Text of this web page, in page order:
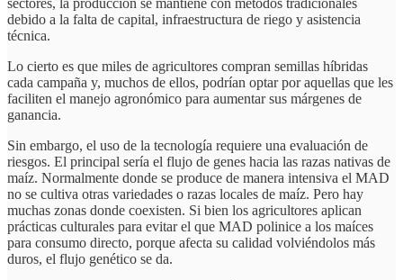
debido a la falta de capital, infraestructura de riego y asistencia
técnica.
Lo cierto es que miles de agricultores compran semillas híbridas
cada campaña y, muchos de ellos, podrían optar por aquellas que les
faciliten el manejo agronómico para aumentar sus márgenes de
ganancia.
Sin embargo, el uso de la tecnología requiere una evaluación de
riesgos. El principal sería el flujo de genes hacia las razas nativas de
maíz. Normalmente donde se produce de manera intensiva el MAD
no se cultiva otras variedades o razas locales de maíz. Pero hay
muchas zonas donde coexisten. Si bien los agricultores aplican
prácticas culturales para evitar el que MAD polinice a los maíces
para consumo directo, porque afecta su calidad volviéndolos más
duros, el flujo genético se da.